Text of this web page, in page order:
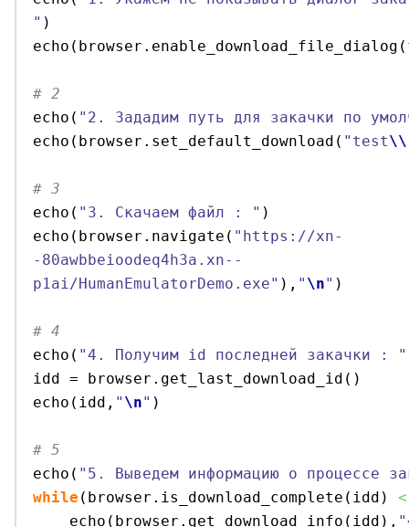
" )
echo ( browser. enable_download_file_dialog (
# 2
echo ( "2. Зададим путь для закачки по
echo ( browser. set_default_download ( "test\\
# 3
echo ( "3. Скачаем файл : " )
echo ( browser. navigate ( "https://xn-
-80awbbeioodeq4h3a.xn--
p1ai/HumanEmulatorDemo.exe" ) , " \n" )
# 4
echo ( "4. Получим id последней закачки : "
idd = browser. get_last_download_id ( )
echo ( idd, " \n" )
# 5
echo ( "5. Выведем информацию о процессе
while ( browser. is_download_complete ( idd )
<
    echo
( browser. get_download_info ( idd ) ,